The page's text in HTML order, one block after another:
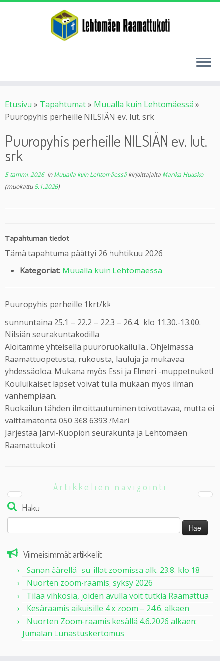
Etusivu » Tapahtumat» Muualla kuin Lehtomäessä »
Puuropyhis perheille NILSIÄN ev. lut. srk
Puuropyhis perheille NILSIÄN ev. lut.
srk
5 tammi, 2026inMuualla kuin Lehtomäessä kirjoittajalta Marika Huusko
(muokattu5.1.2026)
Tapahtuman tiedot
Tämä tapahtuma päättyi 26 huhtikuu 2026
Kategoriat: Muualla kuin Lehtomäessä
Puuropyhis perheille 1krt/kk
sunnuntaina 25.1 – 22.2 – 22.3 – 26.4. klo 11.30.-13.00.
Nilsiän seurakuntakodilla
Aloitamme yhteisellä puuroruokailulla.. Ohjelmassa
Raamattuopetusta, rukousta, lauluja ja mukavaa
yhdessäoloa. Mukana myös Essi ja Elmeri -muppetnuket!
Kouluikäiset lapset voivat tulla mukaan myös ilman
vanhempiaan.
Ruokailun tähden ilmoittautuminen toivottavaa, mutta ei
välttämätöntä 050 368 6393 /Mari
Järjestää Järvi-Kuopion seurakunta ja Lehtomäen
Raamattukoti
Artikkelien navigointi
Haku
Haku:
Viimeisimmät artikkelit
Sanan äärellä -su-illat zoomissa alk. 23.8. klo 18
Nuorten zoom-raamis, syksy 2026
Tilaa vihkosia, joiden avulla voit tutkia Raamattua
Kesäraamis aikuisille 4 x zoom – 24.6. alkaen
Nuorten Zoom-raamis kesällä 4.6.2026 alkaen:
Jumalan Lunastuskertomus